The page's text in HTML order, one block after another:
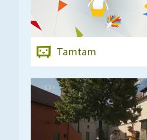
Tamtam